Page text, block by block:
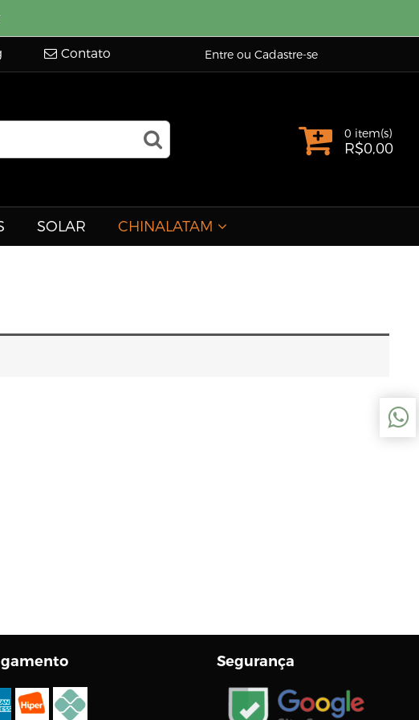
Contato Entre ou Cadastre-se
0 item(s)
R$0,00
SOLAR CHINALATAM
Segurança